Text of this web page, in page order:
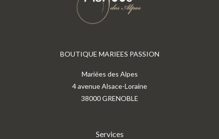
BOUTIQUE MARIEES PASSION
Mariées des Alpes
4 avenue Alsace-Loraine
38000 GRENOBLE
Services